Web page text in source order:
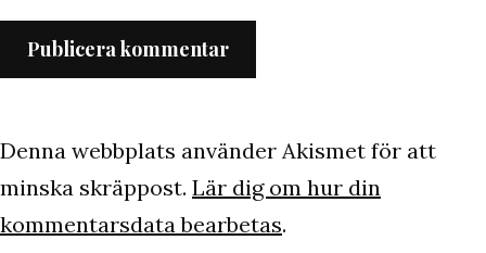
Denna webbplats använder Akismet för att
minska skräppost. Lär dig om hur din
kommentarsdata bearbetas.